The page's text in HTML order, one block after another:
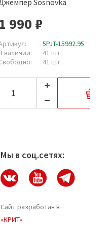
Быстрый просмотр
1 990 ₽
5PJT-15992.95
наличии:
41 шт
41 шт
Мы в соц.сетях:
Сайт разработан в
«КРИТ»